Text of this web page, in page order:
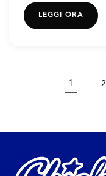
LEGGI ORA
1 2